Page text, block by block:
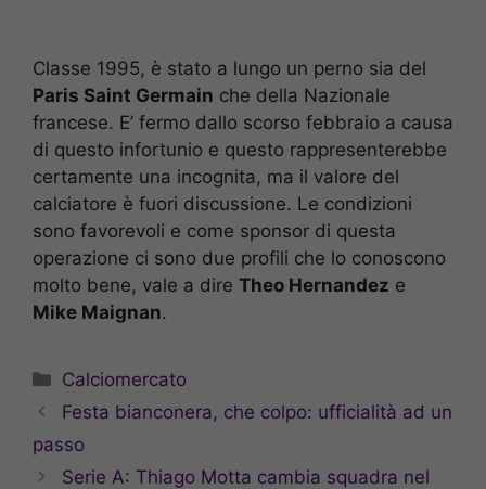
Classe 1995, è stato a lungo un perno sia del
Paris Saint Germain che della Nazionale
francese. E’ fermo dallo scorso febbraio a causa
di questo infortunio e questo rappresenterebbe
certamente una incognita, ma il valore del
calciatore è fuori discussione. Le condizioni
sono favorevoli e come sponsor di questa
operazione ci sono due profili che lo conoscono
molto bene, vale a dire Theo Hernandez e
Mike Maignan.
Categorie
Calciomercato
Festa bianconera, che colpo: ufficialità ad un
passo
Serie A: Thiago Motta cambia squadra nel